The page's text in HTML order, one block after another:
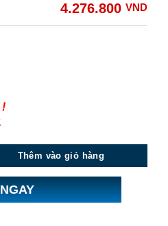
4.276.800 VND
!
Thêm vào giỏ hàng